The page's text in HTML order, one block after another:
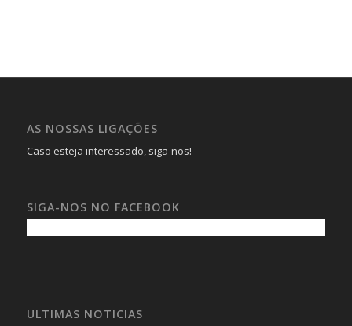
AS NOSSAS LIGAÇÕES
Caso esteja interessado, siga-nos!
SIGA-NOS NO FACEBOOK
ULTIMAS NOTICIAS